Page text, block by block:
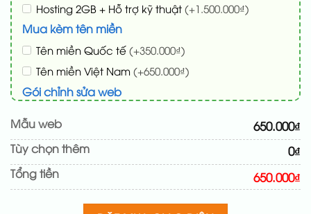
Hosting 2GB + Hỗ trợ kỹ thuật (+1.500.000₫)
Mua kèm tên miền
Tên miền Quốc tế (+350.000₫)
Tên miền Việt Nam (+650.000₫)
Gói chỉnh sửa web
Thay logo + thông tin doanh nghiệp
(+50.000₫)
Đổi màu chủ đạo theo tông của logo
Sửa danh mục và sắp xếp lại đề mục menu cho
chuẩn(+200.000₫)
Mẫu web 650.000₫
Tùy chọn thêm 0₫
Tổng tiền 650.000₫